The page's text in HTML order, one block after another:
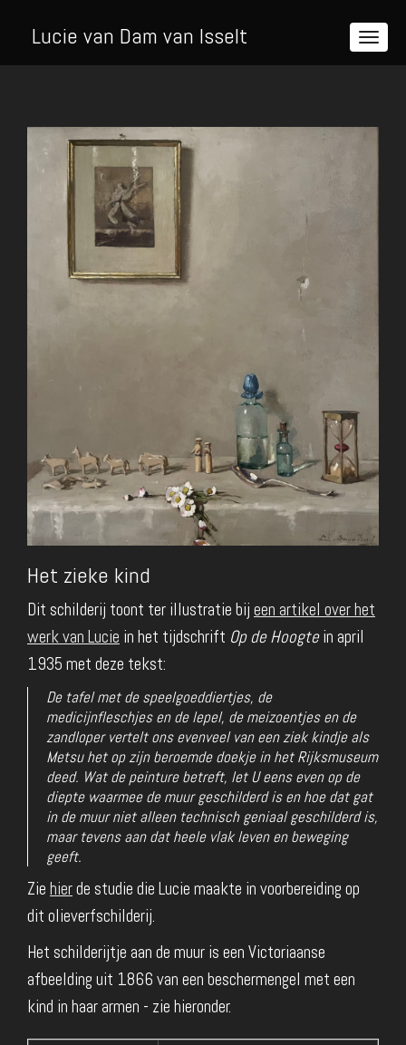
Lucie van Dam van Isselt
Het zieke kind
Dit schilderij toont ter illustratie bij een artikel over het
werk van Lucie in het tijdschrift Op de Hoogtein april
1935 met deze tekst:
De tafel met de speelgoeddiertjes, de
medicijnfleschjes en de lepel, de meizoentjes en de
zandloper vertelt ons evenveel van een ziek kindje als
Metsu het op zijn beroemde doekje in het Rijksmuseum
deed. Wat de peinture betreft, let U eens even op de
diepte waarmee de muur geschilderd is en hoe dat gat
in de muur niet alleen technisch geniaal geschilderd is,
maar tevens aan dat heele vlak leven en beweging
geeft.
Zie hierde studie die Lucie maakte in voorbereiding op
dit olieverfschilderij.
Het schilderijtje aan de muur is een Victoriaanse
afbeelding uit 1866 van een beschermengel met een
kind in haar armen - zie hieronder.